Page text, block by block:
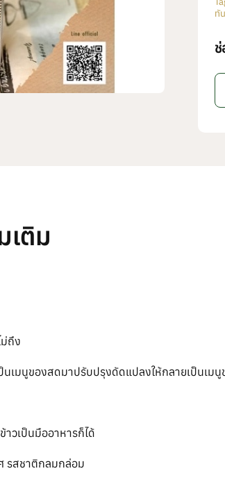
ทั
เติม
ถึง
นเมนูของสดมาปรับปรุงดัดแปลงให้กลายเป็นเม
วเป็นมืออาหารก็ได้
รสชาติกลมกล่อม